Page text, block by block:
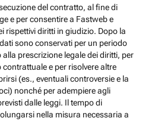
del contratto, al fine di
e per consentire a Fastweb e
rispettivi diritti in giudizio. Dopo la
sono conservati per un periodo
prescrizione legale dei diritti, per
e per risolvere altre
(es., eventuali controversie e la
nonché per adempiere agli
dalle leggi. Il tempo di
nella misura necessaria a